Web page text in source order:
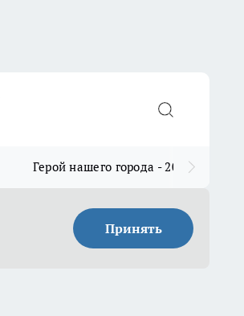
Герой нашего города - 2025
Принять